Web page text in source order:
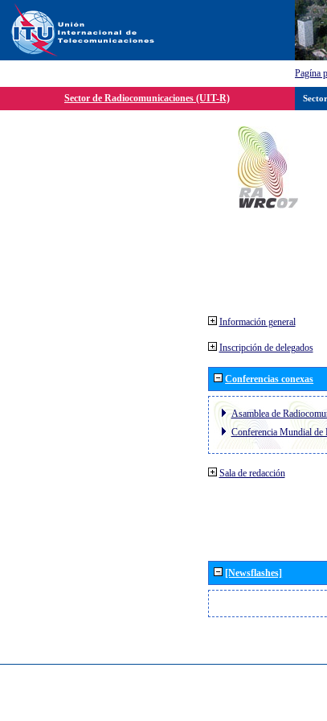
Pagína
Sector de Radiocomunicaciones (UIT-R)
Información general
Inscripción de delegados
Conferencias conexas
Asamblea de
Conferencia Mundial de
Sala de redacción
[Newsflashes]